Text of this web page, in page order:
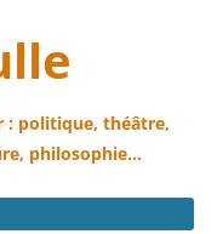
: politique, théâtre,
philosophie…